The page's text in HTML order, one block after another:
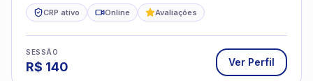
CRP ativo Online Avaliações
SESSÃO
R$ 140 Ver Perfil